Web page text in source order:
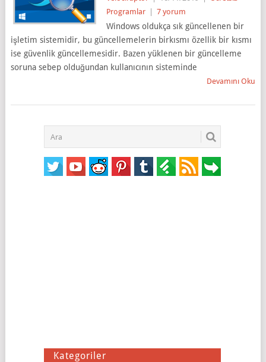
Programlar
7 yorum
Windows oldukça sık güncellenen bir
işletim sistemidir, bu güncellemelerin birkısmı özellik bir kısmı
ise güvenlik güncellemesidir. Bazen yüklenen bir güncelleme
soruna sebep olduğundan kullanıcının sisteminde
Devamını Oku
Kategoriler